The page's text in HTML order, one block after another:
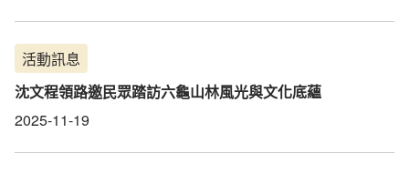
活動訊息
沈文程領路邀民眾踏訪六龜山林風光與文化底蘊
2025-11-19